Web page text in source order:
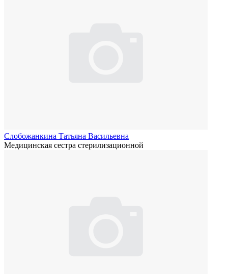
Слобожанкина Татьяна Васильевна
Медицинская сестра стерилизационной